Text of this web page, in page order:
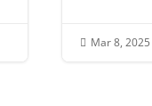
 Mar 8, 2025